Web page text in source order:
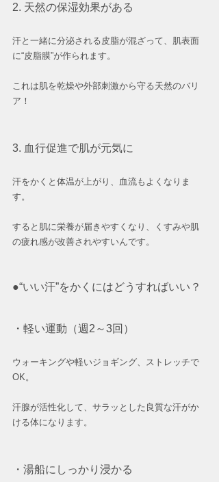
2. 天然の保湿効果がある
汗と一緒に分泌される皮脂が混ざって、肌表面
に“皮脂膜”が作られます。
これは肌を乾燥や外部刺激から守る天然のバリ
ア！
3. 血行促進で肌が元気に
汗をかくと体温が上がり、血流もよくなりま
す。
すると肌に栄養が届きやすくなり、くすみや肌
の疲れ感が改善されやすいんです。
●“いい汗”をかくにはどうすればいい？
・軽い運動（週2～3回）
ウォーキングや軽いジョギング、ストレッチで
OK。
汗腺が活性化して、サラッとした良質な汗がか
ける体になります。
・湯船にしっかり浸かる